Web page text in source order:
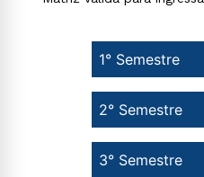
1° Semestre
3° Semestre
2° Semestre
envio de conteúdos da